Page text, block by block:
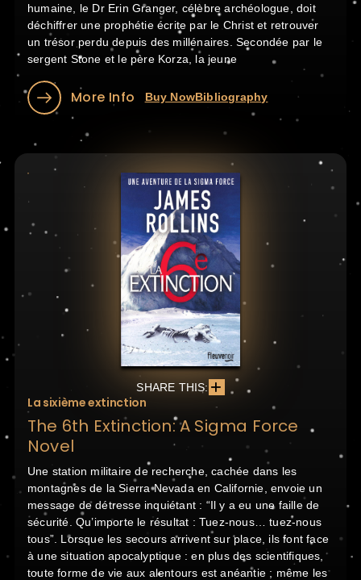
humaine, le Dr Erin Granger, célèbre archéologue, doit
déchiffrer une prophétie écrite par le Christ et retrouver
un trésor perdu depuis des millénaires. Secondée par le
sergent Stone et le père Korza, la jeune
More Info Buy NowBibliography
SHARE THIS:
La sixième extinction
The 6th Extinction: A Sigma Force
Novel
Une station militaire de recherche, cachée dans les
montagnes de la Sierra Nevada en Californie, envoie un
message de détresse inquiétant : “Il y a eu une faille de
sécurité. Qu’importe le résultat : Tuez-nous… tuez-nous
tous”. Lorsque les secours arrivent sur place, ils font face
à une situation apocalyptique : en plus des scientifiques,
toute forme de vie aux alentours est anéantie ; même les